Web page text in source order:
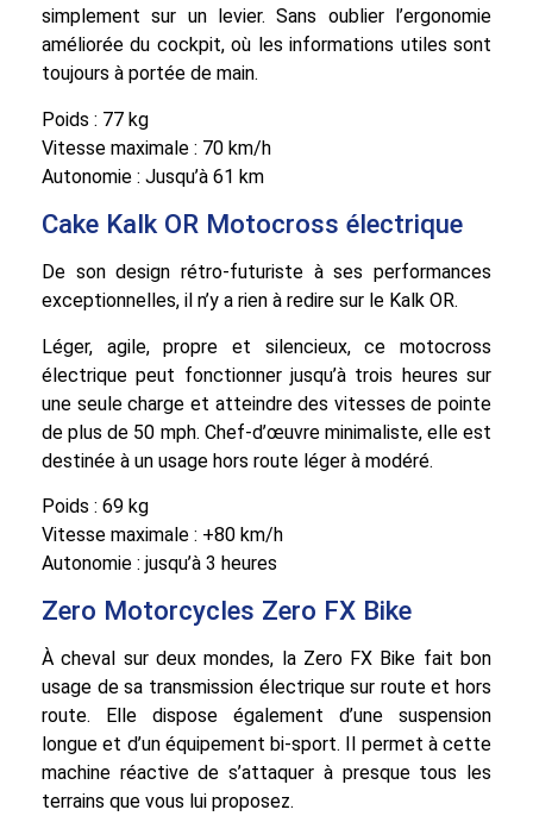
simplement sur un levier. Sans oublier l’ergonomie
améliorée du cockpit, où les informations utiles sont
toujours à portée de main.
Poids : 77 kg
Vitesse maximale : 70 km/h
Autonomie : Jusqu’à 61 km
Cake Kalk OR Motocross électrique
De son design rétro-futuriste à ses performances
exceptionnelles, il n’y a rien à redire sur le Kalk OR.
Léger, agile, propre et silencieux, ce motocross
électrique peut fonctionner jusqu’à trois heures sur
une seule charge et atteindre des vitesses de pointe
de plus de 50 mph. Chef-d’œuvre minimaliste, elle est
destinée à un usage hors route léger à modéré.
Poids : 69 kg
Vitesse maximale : +80 km/h
Autonomie : jusqu’à 3 heures
Zero Motorcycles Zero FX Bike
À cheval sur deux mondes, la Zero FX Bike fait bon
usage de sa transmission électrique sur route et hors
route. Elle dispose également d’une suspension
longue et d’un équipement bi-sport. Il permet à cette
machine réactive de s’attaquer à presque tous les
terrains que vous lui proposez.